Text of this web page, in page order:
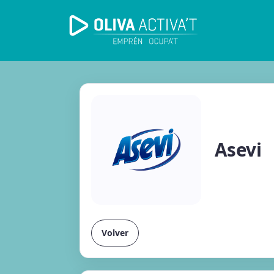
Asevi
Volver